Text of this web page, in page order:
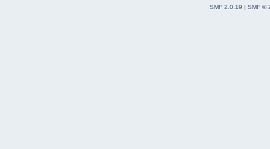
SMF 2.0.19
SMF ©